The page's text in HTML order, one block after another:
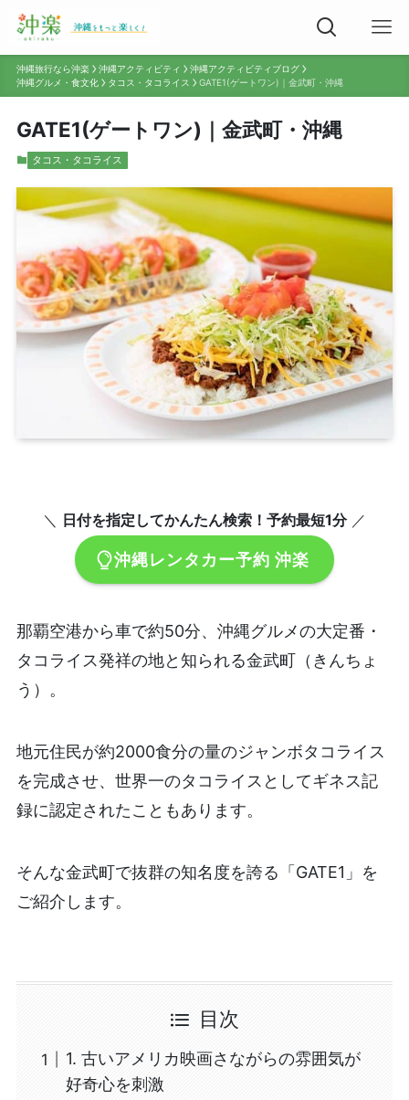
沖縄旅行なら沖楽 沖縄アクティビティ
沖縄アクティビティブログ
沖縄グルメ・食文化
タコス・タコライス GATE1(ゲートワン)｜金武町・沖縄
GATE1(ゲートワン)｜金武町・沖縄
タコス・タコライス
＼ 日付を指定してかんたん検索！予約最短1分／
沖縄レンタカー予約 沖楽
那覇空港から車で約50分、沖縄グルメの大定番・
タコライス発祥の地と知られる金武町（きんちょ
う）。
地元住民が約2000食分の量のジャンボタコライス
を完成させ、世界一のタコライスとしてギネス記
録に認定されたこともあります。
そんな金武町で抜群の知名度を誇る「GATE1」を
ご紹介します。
目次
1. 古いアメリカ映画さながらの雰囲気が
好奇心を刺激